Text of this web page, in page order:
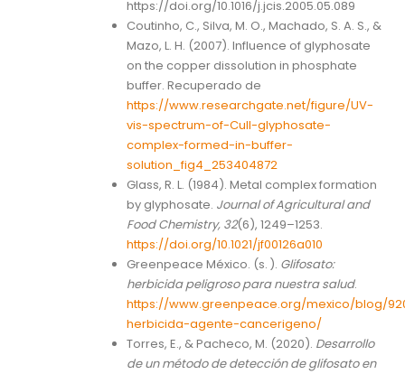
https://doi.org/10.1016/j.jcis.2005.05.089
Coutinho, C., Silva, M. O., Machado, S. A. S., &
Mazo, L. H. (2007). Influence of glyphosate
on the copper dissolution in phosphate
buffer. Recuperado de
https://www.researchgate.net/figure/UV-
vis-spectrum-of-CuII-glyphosate-
complex-formed-in-buffer-
solution_fig4_253404872
Glass, R. L. (1984). Metal complex formation
by glyphosate. Journal of Agricultural and
Food Chemistry, 32(6), 1249–1253.
https://doi.org/10.1021/jf00126a010
Greenpeace México. (s. ). Glifosato:
herbicida peligroso para nuestra salud.
https://www.greenpeace.org/mexico/blog/
herbicida-agente-cancerigeno/
Torres, E., & Pacheco, M. (2020). Desarrollo
de un método de detección de glifosato en